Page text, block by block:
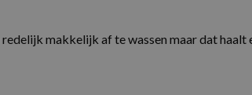
makkelijk af te wassen maar dat haalt